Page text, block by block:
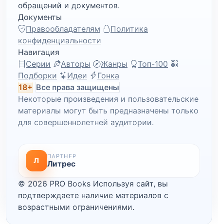
обращений и документов.
Документы
Правообладателям
Политика
конфиденциальности
Навигация
Серии
Авторы Жанры
Топ-100
Подборки
Идеи
Гонка
18+ Все права защищены
Некоторые произведения и пользовательские
материалы могут быть предназначены только
для совершеннолетней аудитории.
Л ПАРТНЕР
Литрес
© 2026 PRO Books Используя сайт, вы
подтверждаете наличие материалов с
возрастными ограничениями.